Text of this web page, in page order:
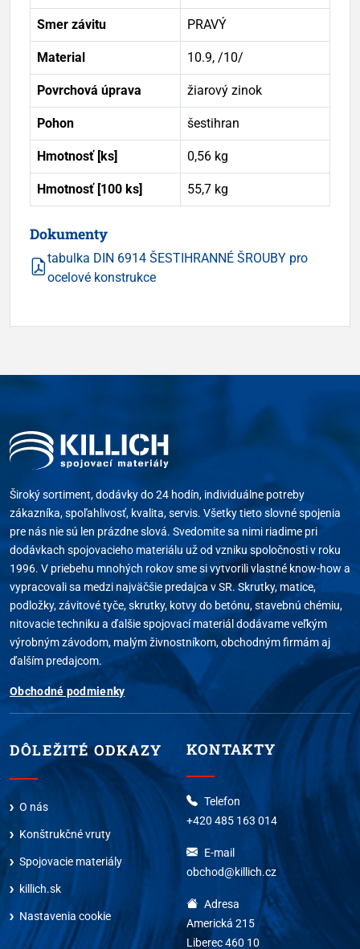
Smer závitu PRAVÝ
Material 10.9, /10/
Povrchová úprava žiarový zinok
Pohon šestihran
Hmotnosť [ks] 0,56 kg
Hmotnosť [100 ks] 55,7 kg
Dokumenty
tabulka DIN 6914 ŠESTIHRANNÉ ŠROUBY pro
ocelové konstrukce
Široký sortiment, dodávky do 24 hodín, individuálne potreby
zákazníka, spoľahlivosť, kvalita, servis. Všetky tieto slovné spojenia
pre nás nie sú len prázdne slová. Svedomite sa nimi riadime pri
dodávkach spojovacieho materiálu už od vzniku spoločnosti v roku
1996. V priebehu mnohých rokov sme si vytvorili vlastné know-how a
vypracovali sa medzi najväčšie predajca v SR. Skrutky, matice,
podložky, závitové tyče, skrutky, kotvy do betónu, stavebnú chémiu,
nitovacie techniku a ďalšie spojovací materiál dodávame veľkým
výrobným závodom, malým živnostníkom, obchodným firmám aj
ďalším predajcom.
Obchodné podmienky
DÔLEŽITÉ ODKAZY
O nás
Konštrukčné vruty
Spojovacie materiály
killich.sk
Nastavenia cookie
KONTAKTY
Telefon
+420 485 163 014
E-mail
obchod@killich.cz
Adresa
Americká 215
Liberec 460 10